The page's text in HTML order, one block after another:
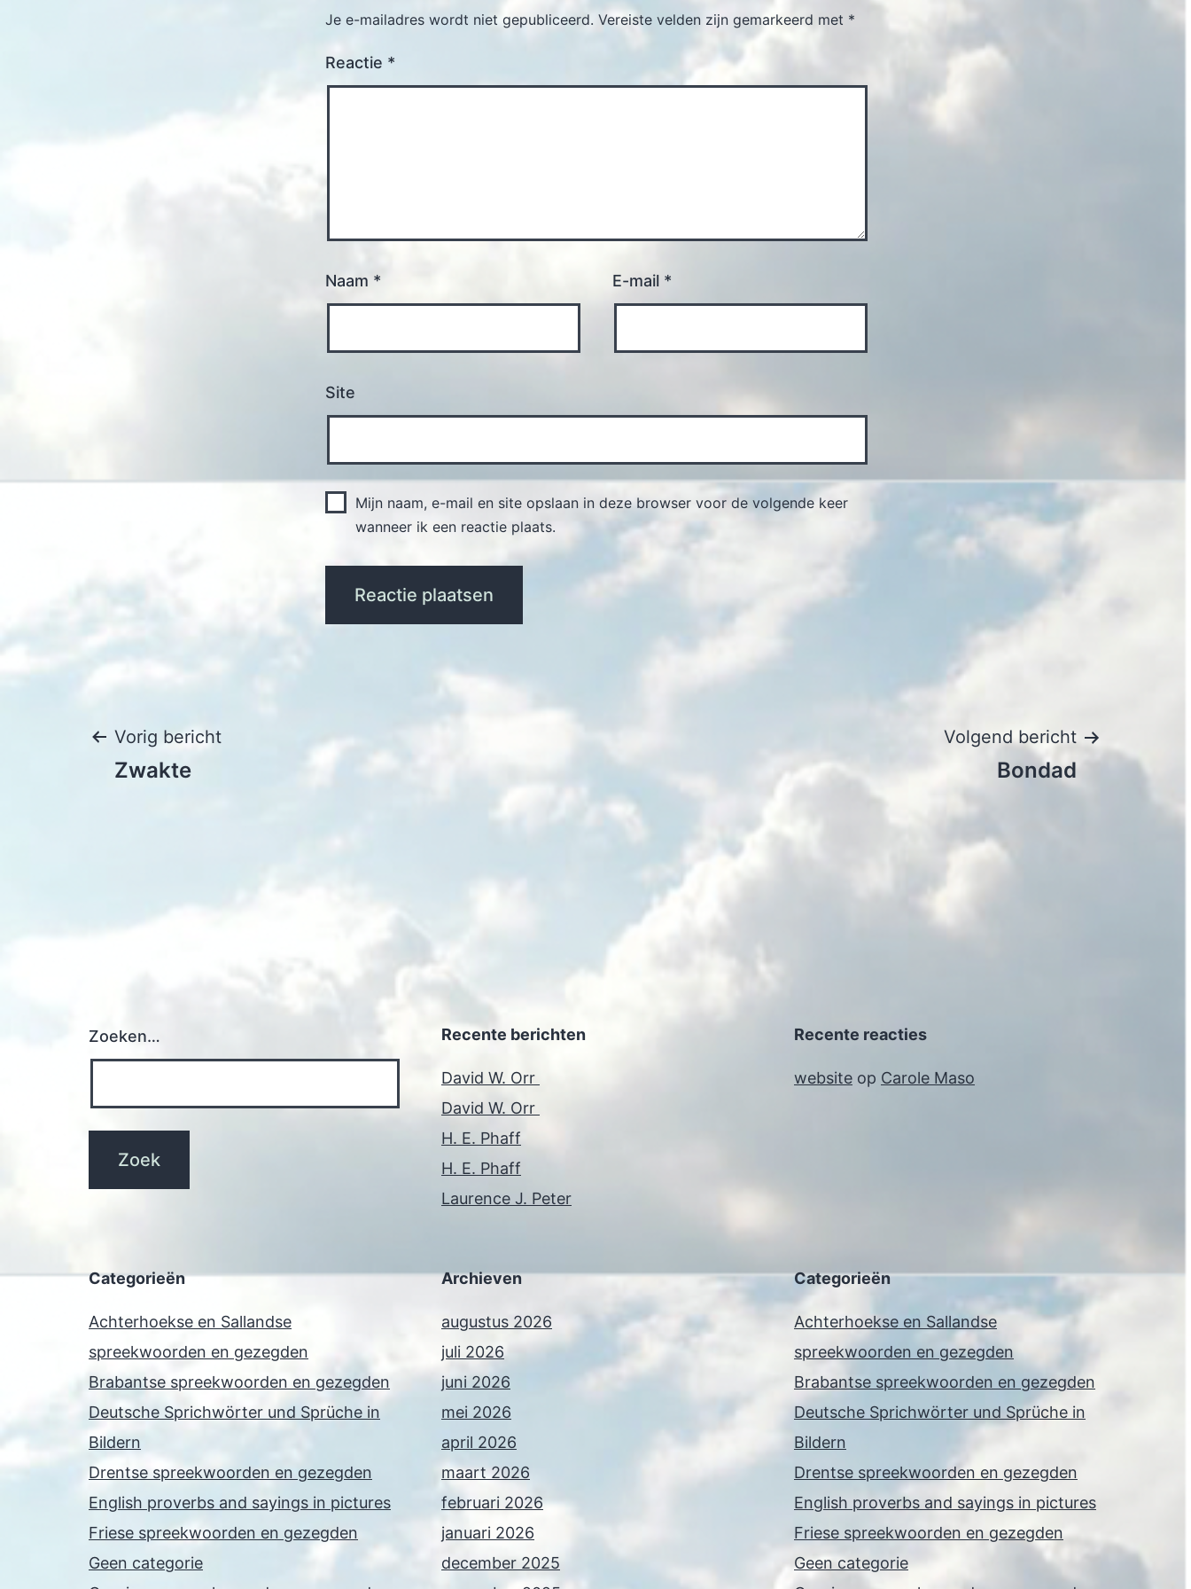
Je e-mailadres wordt niet gepubliceerd. Vereiste velden zijn gemarkeerd met *
Reactie *
Naam * E-mail *
Site
Mijn naam, e-mail en site opslaan in deze browser voor de volgende keer
wanneer ik een reactie plaats.
Bericht
Vorig bericht
Zwakte
Volgend bericht
Bondad
Zoeken… Recente berichten
David W. Orr
David W. Orr
H. E. Phaff
H. E. Phaff
Laurence J. Peter
Recente reacties
website op Carole Maso
Categorieën
Achterhoekse en Sallandse
spreekwoorden en gezegden
Brabantse spreekwoorden en gezegden
Deutsche Sprichwörter und Sprüche in
Bildern
Drentse spreekwoorden en gezegden
English proverbs and sayings in pictures
Friese spreekwoorden en gezegden
Geen categorie
Archieven
augustus 2026
juli 2026
juni 2026
mei 2026
april 2026
maart 2026
februari 2026
januari 2026
december 2025
Categorieën
Achterhoekse en Sallandse
spreekwoorden en gezegden
Brabantse spreekwoorden en gezegden
Deutsche Sprichwörter und Sprüche in
Bildern
Drentse spreekwoorden en gezegden
English proverbs and sayings in pictures
Friese spreekwoorden en gezegden
Geen categorie